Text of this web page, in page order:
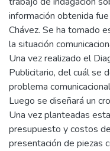
información obtenida
Chávez. Se ha tomado
la situación
Una vez realizado el
Publicitario, del cuál se
problema
Luego se diseñará un
Una vez planteadas
presupuesto y costos
presentación de piezas